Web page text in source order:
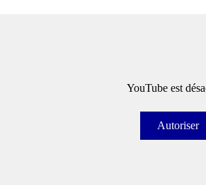
YouTube est
Autoriser